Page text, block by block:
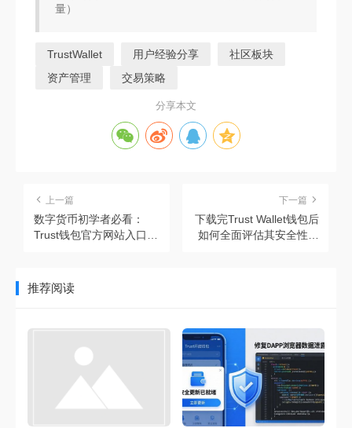
量）
TrustWallet 用户经验分享
社区板块
资产管理
交易策略
分享本文
上一篇
数字货币初学者必看：
Trust钱包官方网站入口及
下一篇
下载完Trust Wallet钱包后
如何全面评估其安全性并
推荐阅读